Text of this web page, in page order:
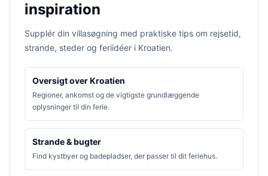
inspiration
Supplér din villasøgning med praktiske tips om rejsetid,
strande, steder og feriidéer i Kroatien.
Oversigt over Kroatien
Regioner, ankomst og de vigtigste grundlæggende
oplysninger til din ferie.
Strande & bugter
Find kystbyer og badepladser, der passer til dit feriehus.